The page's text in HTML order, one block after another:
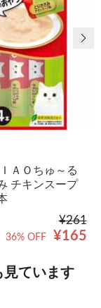
ＡＯちゅ～る
チキンスープ
¥261
¥165
36% OFF
次
見ています